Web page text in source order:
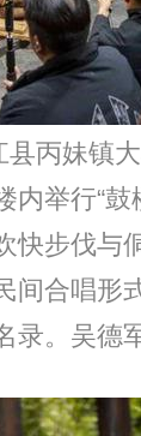
丙妹镇
举行“鼓
快步伐与
间合唱形
录。吴德